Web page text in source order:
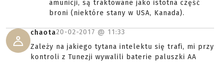
amunicji, są traktowane jako istotna część
broni (niektóre stany w USA, Kanada).
chaota20-02-2017 @ 11:33
Zależy na jakiego tytana intelektu się trafi, mi przy
kontroli z Tunezji wywalili baterie paluszki AA